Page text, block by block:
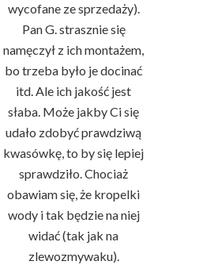
wycofane ze sprzedaży).
Pan G. strasznie się
namęczył z ich montażem,
bo trzeba było je docinać
itd. Ale ich jakość jest
słaba. Może jakby Ci się
udało zdobyć prawdziwą
kwasówkę, to by się lepiej
sprawdziło. Chociaż
obawiam się, że kropelki
wody i tak będzie na niej
widać (tak jak na
zlewozmywaku).